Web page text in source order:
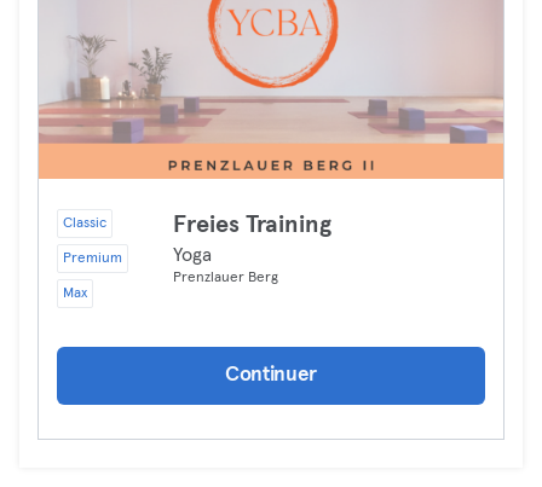
Classic
Premium
Max
Freies Training
Yoga
Prenzlauer Berg
Continuer